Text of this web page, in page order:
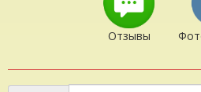
Отзывы